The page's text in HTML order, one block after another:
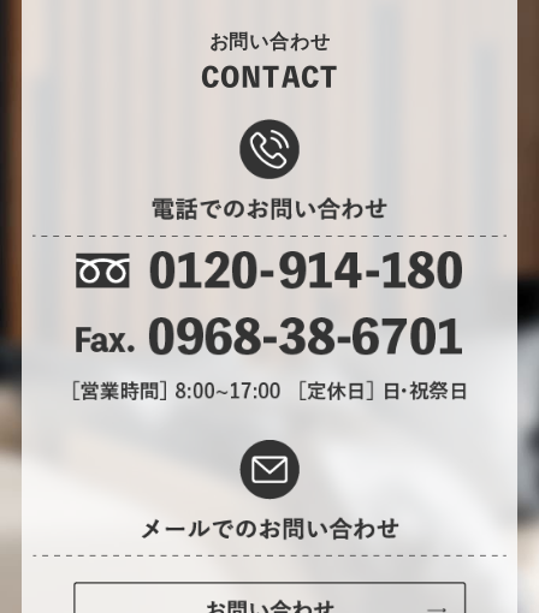
お問い合わせ
CONTACT